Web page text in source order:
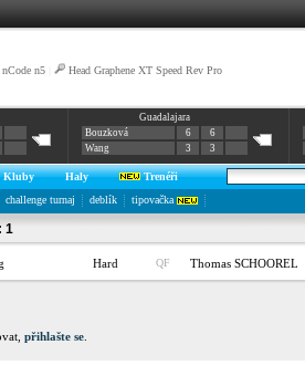
n5 Head Graphene XT Speed Rev Pro
Guadalajara
Bouzková
6
6
Wang
3 3
Kluby Haly
Trenéři
challenge turnaj deblík tipovačka
1
Hard QF Thomas SCHOOREL
přihlašte se